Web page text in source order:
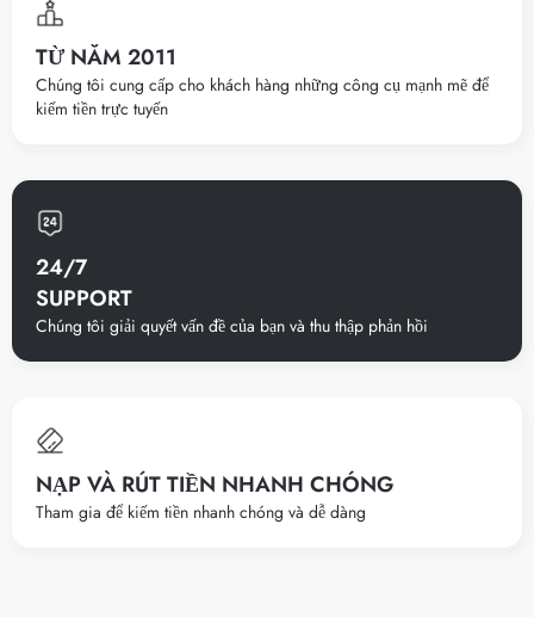
TỪ NĂM 2011
Chúng tôi cung cấp cho khách hàng những công cụ mạnh mẽ để
kiếm tiền trực tuyến
24/7
SUPPORT
Chúng tôi giải quyết vấn đề của bạn và thu thập phản hồi
NẠP VÀ RÚT TIỀN NHANH CHÓNG
Tham gia để kiếm tiền nhanh chóng và dễ dàng